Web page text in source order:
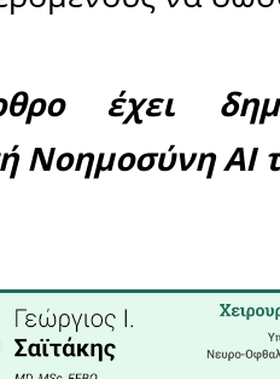
και ώρα